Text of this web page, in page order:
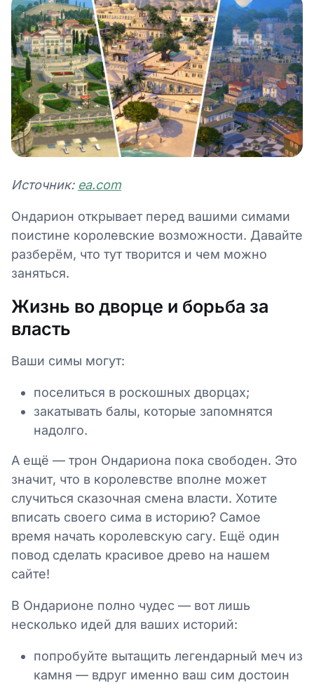
Источник: ea.com
Ондарион открывает перед вашими симами
поистине королевские возможности. Давайте
разберём, что тут творится и чем можно
заняться.
Жизнь во дворце и борьба за
власть
Ваши симы могут:
поселиться в роскошных дворцах;
закатывать балы, которые запомнятся
надолго.
А ещё — трон Ондариона пока свободен. Это
значит, что в королевстве вполне может
случиться сказочная смена власти. Хотите
вписать своего сима в историю? Самое
время начать королевскую сагу. Ещё один
повод сделать красивое древо на нашем
сайте!
В Ондарионе полно чудес — вот лишь
несколько идей для ваших историй:
попробуйте вытащить легендарный меч из
камня — вдруг именно ваш сим достоин